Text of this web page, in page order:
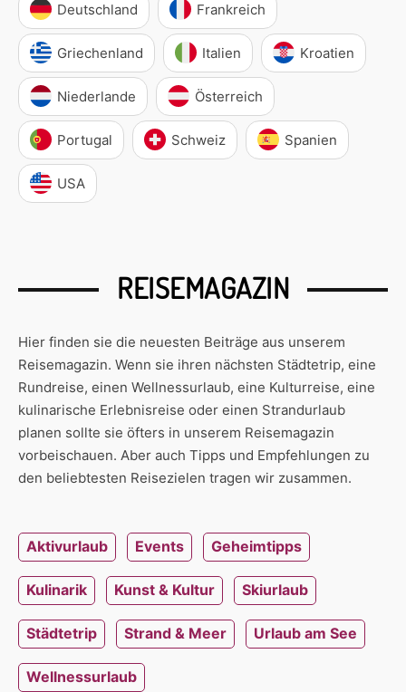
Deutschland Frankreich
Griechenland Italien Kroatien
Niederlande Österreich
Portugal Schweiz Spanien
USA
REISEMAGAZIN
Hier finden sie die neuesten Beiträge aus unserem
Reisemagazin. Wenn sie ihren nächsten Städtetrip, eine
Rundreise, einen Wellnessurlaub, eine Kulturreise, eine
kulinarische Erlebnisreise oder einen Strandurlaub
planen sollte sie öfters in unserem Reisemagazin
vorbeischauen. Aber auch Tipps und Empfehlungen zu
den beliebtesten Reisezielen tragen wir zusammen.
Aktivurlaub Events Geheimtipps
Kulinarik Kunst & Kultur Skiurlaub
Städtetrip Strand & Meer Urlaub am See
Wellnessurlaub